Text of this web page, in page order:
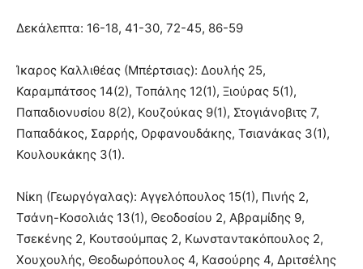
Δεκάλεπτα: 16-18, 41-30, 72-45, 86-59
Ίκαρος Καλλιθέας (Μπέρτσιας): Δουλής 25,
Καραμπάτσος 14(2), Τοπάλης 12(1), Ξιούρας 5(1),
Παπαδιονυσίου 8(2), Κουζούκας 9(1), Στογιάνοβιτς 7,
Παπαδάκος, Σαρρής, Ορφανουδάκης, Τσιανάκας 3(1),
Κουλουκάκης 3(1).
Νίκη (Γεωργόγαλας): Αγγελόπουλος 15(1), Πινής 2,
Τσάνη-Κοσολιάς 13(1), Θεοδοσίου 2, Αβραμίδης 9,
Τσεκένης 2, Κουτσούμπας 2, Κωνσταντακόπουλος 2,
Χουχουλής, Θεοδωρόπουλος 4, Κασούρης 4, Δριτσέλης